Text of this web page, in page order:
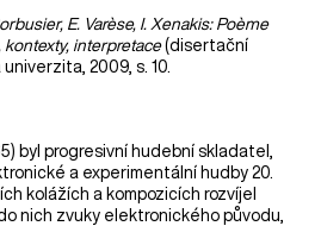
E. Varèse, I. Xenakis: Poème
kontexty, interpretace(disertační
2009, s. 10.
byl progresivní hudební skladatel,
a experimentální hudby 20.
kolážích a kompozicích rozvíjel
nich zvuky elektronického původu,